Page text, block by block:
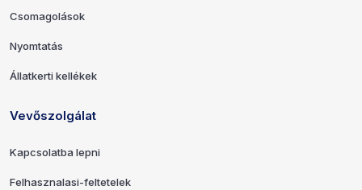
Csomagolások
Nyomtatás
Állatkerti kellékek
Vevőszolgálat
Kapcsolatba lepni
Felhasznalasi-feltetelek